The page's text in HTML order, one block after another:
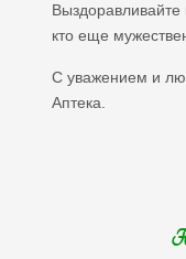
кто еще
С уважением и
Аптека.